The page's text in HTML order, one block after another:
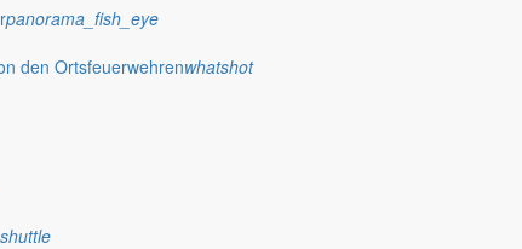
panorama_fish_eye
den Ortsfeuerwehrenwhatshot